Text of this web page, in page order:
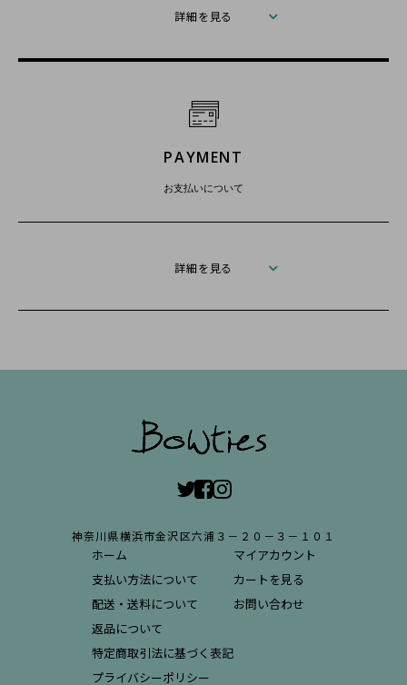
詳細を見る
PAYMENT
お支払いについて
詳細を見る
神奈川県横浜市金沢区六浦３－２０－３－１０１
ホーム
支払い方法について
配送・送料について
返品について
特定商取引法に基づく表記
プライバシーポリシー
マイアカウント
カートを見る
お問い合わせ